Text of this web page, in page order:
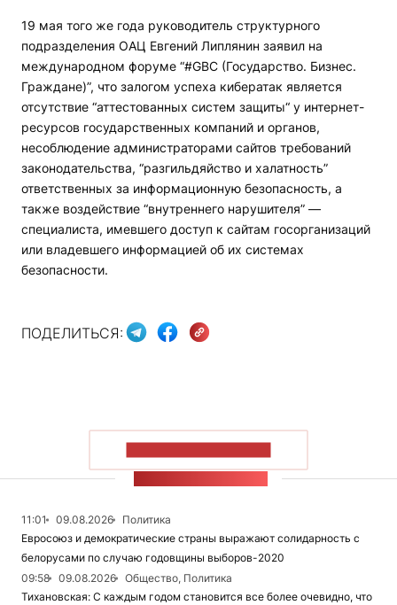
19 мая того же года руководитель структурного
подразделения ОАЦ Евгений Липлянин заявил на
международном форуме “#GBC (Государство. Бизнес.
Граждане)”, что залогом успеха кибератак является
отсутствие “аттестованных систем защиты“ у интернет-
ресурсов государственных компаний и органов,
несоблюдение администраторами сайтов требований
законодательства, “разгильдяйство и халатность”
ответственных за информационную безопасность, а
также воздействие “внутреннего нарушителя” —
специалиста, имевшего доступ к сайтам госорганизаций
или владевшего информацией об их системах
безопасности.
ПОДЕЛИТЬСЯ:
11:01 09.08.2026
Политика
Евросоюз и демократические страны выражают солидарность с
белорусами по случаю годовщины выборов-2020
09:58
09.08.2026
Общество, Политика
Тихановская: С каждым годом становится все более очевидно, что